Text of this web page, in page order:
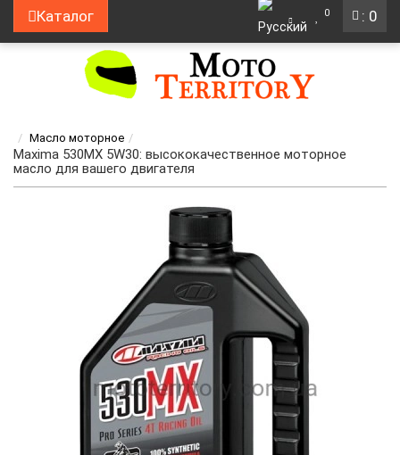
: 0
Каталог 0
Масло моторное
Maxima 530MX 5W30: высококачественное моторное
масло для вашего двигателя